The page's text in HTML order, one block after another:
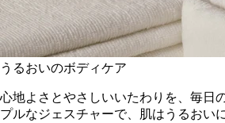
うるおいのボディケア
心地よさとやさしいいたわりを、毎日
プルなジェスチャーで、肌はうるおい